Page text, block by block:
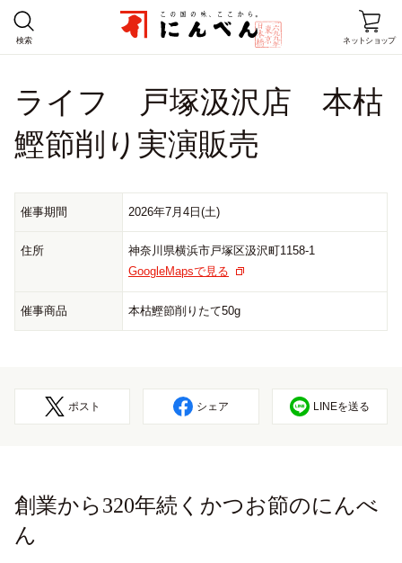
検索 ネットショップ
ホーム
商品情報
ライフ 戸塚汲沢店 本枯
鰹節削り実演販売
催事期間 2026年7月4日(土)
住所
神奈川県横浜市戸塚区汲沢町1158-1
GoogleMapsで見る
催事商品 本枯鰹節削りたて50g
ポスト シェア LINEを送る
創業から320年続くかつお節のにんべ
ん